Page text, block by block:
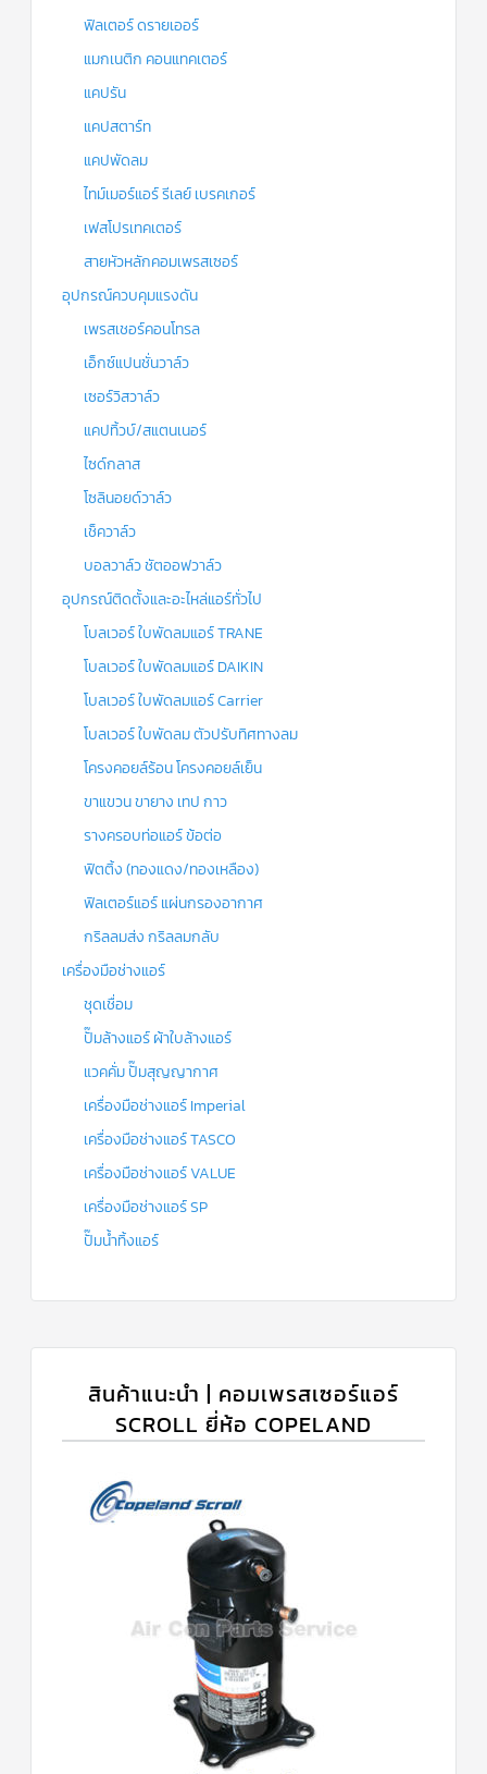
ฟิลเตอร์ ดรายเออร์
แมกเนติก คอนแทคเตอร์
แคปรัน
แคปสตาร์ท
แคปพัดลม
ไทม์เมอร์แอร์ รีเลย์ เบรคเกอร์
เฟสโปรเทคเตอร์
สายหัวหลักคอมเพรสเซอร์
อุปกรณ์ควบคุมแรงดัน
เพรสเชอร์คอนโทรล
เอ็กซ์แปนชั่นวาล์ว
เซอร์วิสวาล์ว
แคปทิ้วบ์/สแตนเนอร์
ไซด์กลาส
โซลินอยด์วาล์ว
เช็ควาล์ว
บอลวาล์ว ชัตออฟวาล์ว
อุปกรณ์ติดตั้งและอะไหล่แอร์ทั่วไป
โบลเวอร์ ใบพัดลมแอร์ TRANE
โบลเวอร์ ใบพัดลมแอร์ DAIKIN
โบลเวอร์ ใบพัดลมแอร์ Carrier
โบลเวอร์ ใบพัดลม ตัวปรับทิศทางลม
โครงคอยล์ร้อน โครงคอยล์เย็น
ขาแขวน ขายาง เทป กาว
รางครอบท่อแอร์ ข้อต่อ
ฟิตติ้ง (ทองแดง/ทองเหลือง)
ฟิลเตอร์แอร์ แผ่นกรองอากาศ
กริลลมส่ง กริลลมกลับ
เครื่องมือช่างแอร์
ชุดเชื่อม
ปั๊มล้างแอร์ ผ้าใบล้างแอร์
แวคคั่ม ปั๊มสุญญากาศ
เครื่องมือช่างแอร์ Imperial
เครื่องมือช่างแอร์ TASCO
เครื่องมือช่างแอร์ VALUE
เครื่องมือช่างแอร์ SP
ปั๊มน้ำทิ้งแอร์
สินค้าแนะนำ | คอมเพรสเซอร์แอร์
SCROLL ยี่ห้อ COPELAND